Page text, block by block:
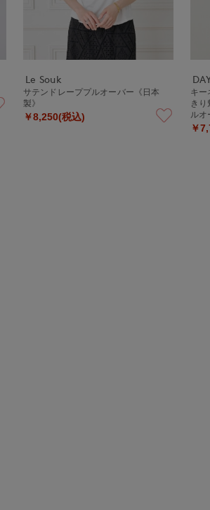
Le Souk
サテンドレーププルオーバー《日本
製》
￥8,250(税込)
キー
き
ルオ
￥